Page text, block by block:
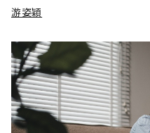
游姿穎